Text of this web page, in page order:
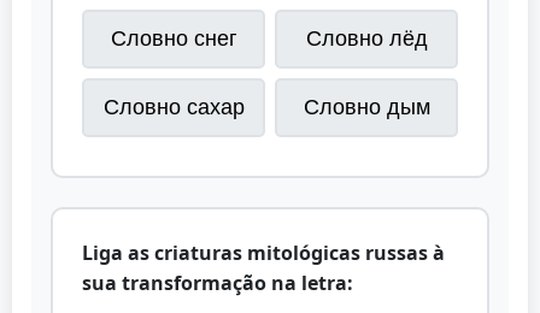
Словно снег Словно лёд
Словно сахар Словно дым
Liga as criaturas mitológicas russas à
sua transformação na letra: